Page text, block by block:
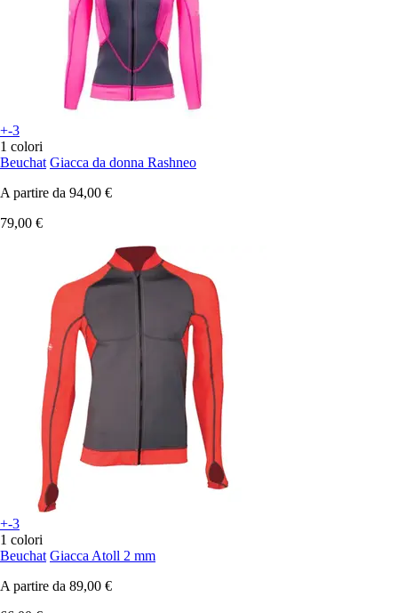
+-3
1 colori
Beuchat Giacca da donna Rashneo
A partire da 94,00 €
79,00 €
+-3
1 colori
Beuchat Giacca Atoll 2 mm
A partire da 89,00 €